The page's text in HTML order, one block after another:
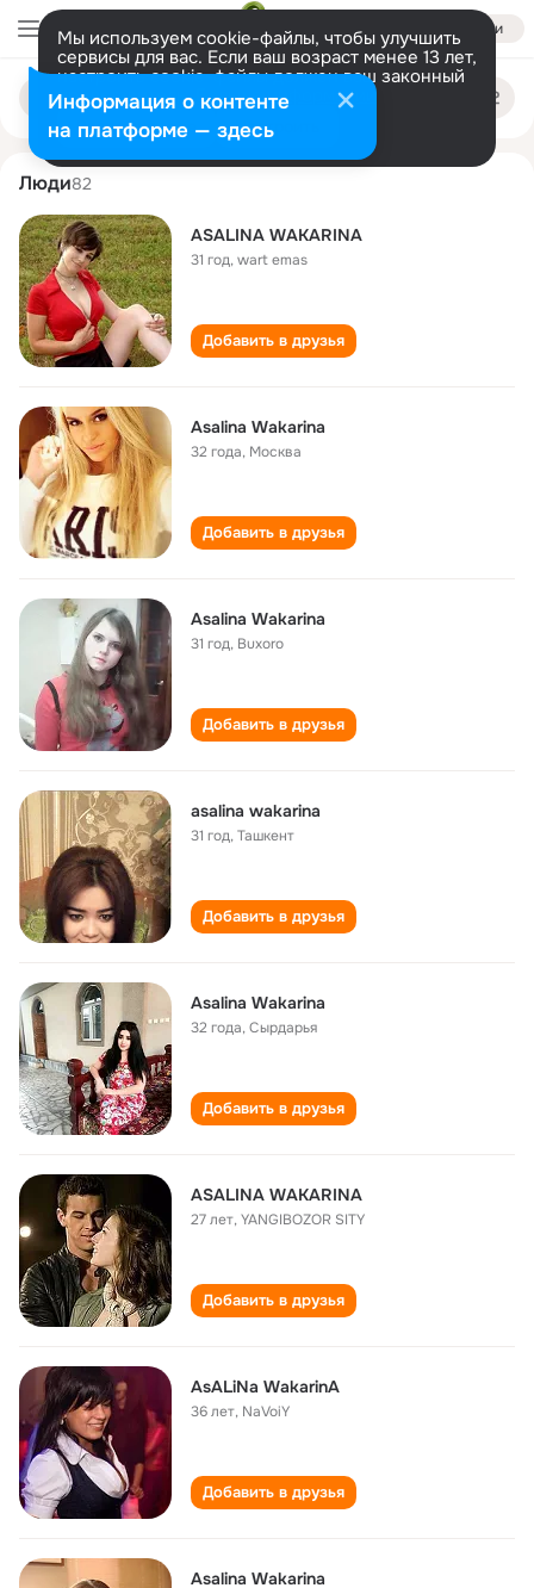
Войти
Мы используем cookie-файлы, чтобы улучшить
сервисы для вас. Если ваш возраст менее 13 лет,
настроить cookie-файлы должен ваш законный
представитель. Больше информации
Разрешить все Настроить
Поиск
людям
asalina wakarina
Люди82
ASALINA WAKARINA
31 год,wart emas
Добавить в друзья
Asalina Wakarina
32 года, Москва
Добавить в друзья
Asalina Wakarina
31 год, Buxoro
Добавить в друзья
asalina wakarina
31 год,Ташкент
Добавить в друзья
Asalina Wakarina
32 года,Сырдарья
Добавить в друзья
ASALINA WAKARINA
27 лет,YANGIBOZOR SITY
Добавить в друзья
AsALiNa WakarinA
36 лет, NaVoiY
Добавить в друзья
Asalina Wakarina
Информация о контенте
на платформе — здесь